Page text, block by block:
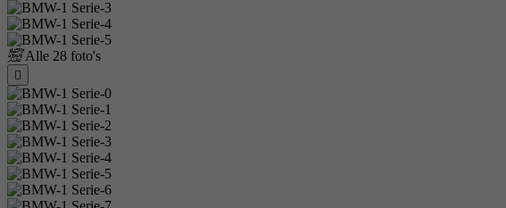
Alle 28 foto's